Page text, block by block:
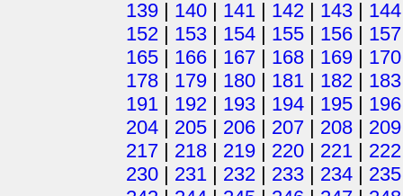
139 | 140 | 141 | 142 | 143 | 144
152 | 153 | 154 | 155 | 156 | 157
165 | 166 | 167 | 168 | 169 | 170
178 | 179 | 180 | 181 | 182 | 183
191 | 192 | 193 | 194 | 195 | 196
204 | 205 | 206 | 207 | 208 | 209
217 | 218 | 219 | 220 | 221 | 222
230 | 231 | 232 | 233 | 234 | 235